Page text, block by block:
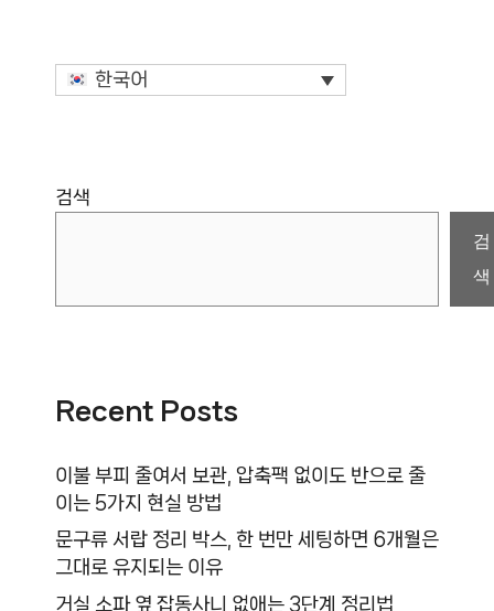
한국어
검색
검
색
Recent Posts
이불 부피 줄여서 보관, 압축팩 없이도 반으로 줄
이는 5가지 현실 방법
문구류 서랍 정리 박스, 한 번만 세팅하면 6개월은
그대로 유지되는 이유
거실 소파 옆 잡동사니 없애는 3단계 정리법